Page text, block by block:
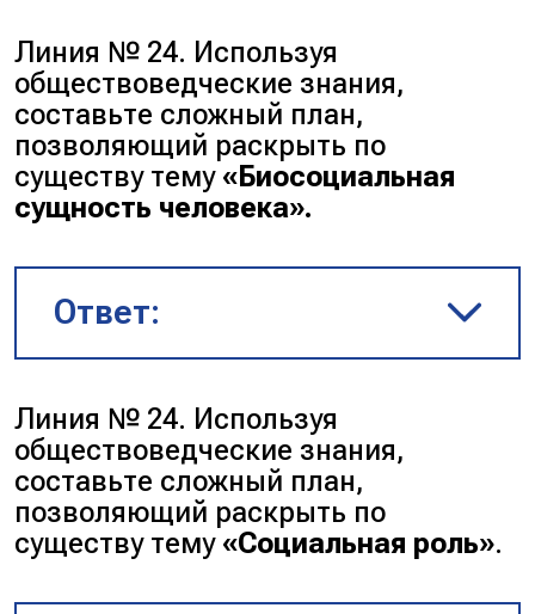
Линия № 24. Используя
обществоведческие знания,
составьте сложный план,
позволяющий раскрыть по
существу тему «Биосоциальная
сущность человека».
Ответ:
Человек как результат
биологической и
социокультурной эволюции.
Проявление биологической
природы человека:
внутренних органов и
Линия № 24. Используя
обществоведческие знания,
составьте сложный план,
позволяющий раскрыть по
существу тему «Социальная роль».